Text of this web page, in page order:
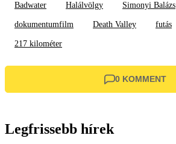
Badwater Halálvölgy Simonyi Balázs
dokumentumfilm Death Valley futás
217 kilométer
0 KOMMENT
Legfrissebb hírek